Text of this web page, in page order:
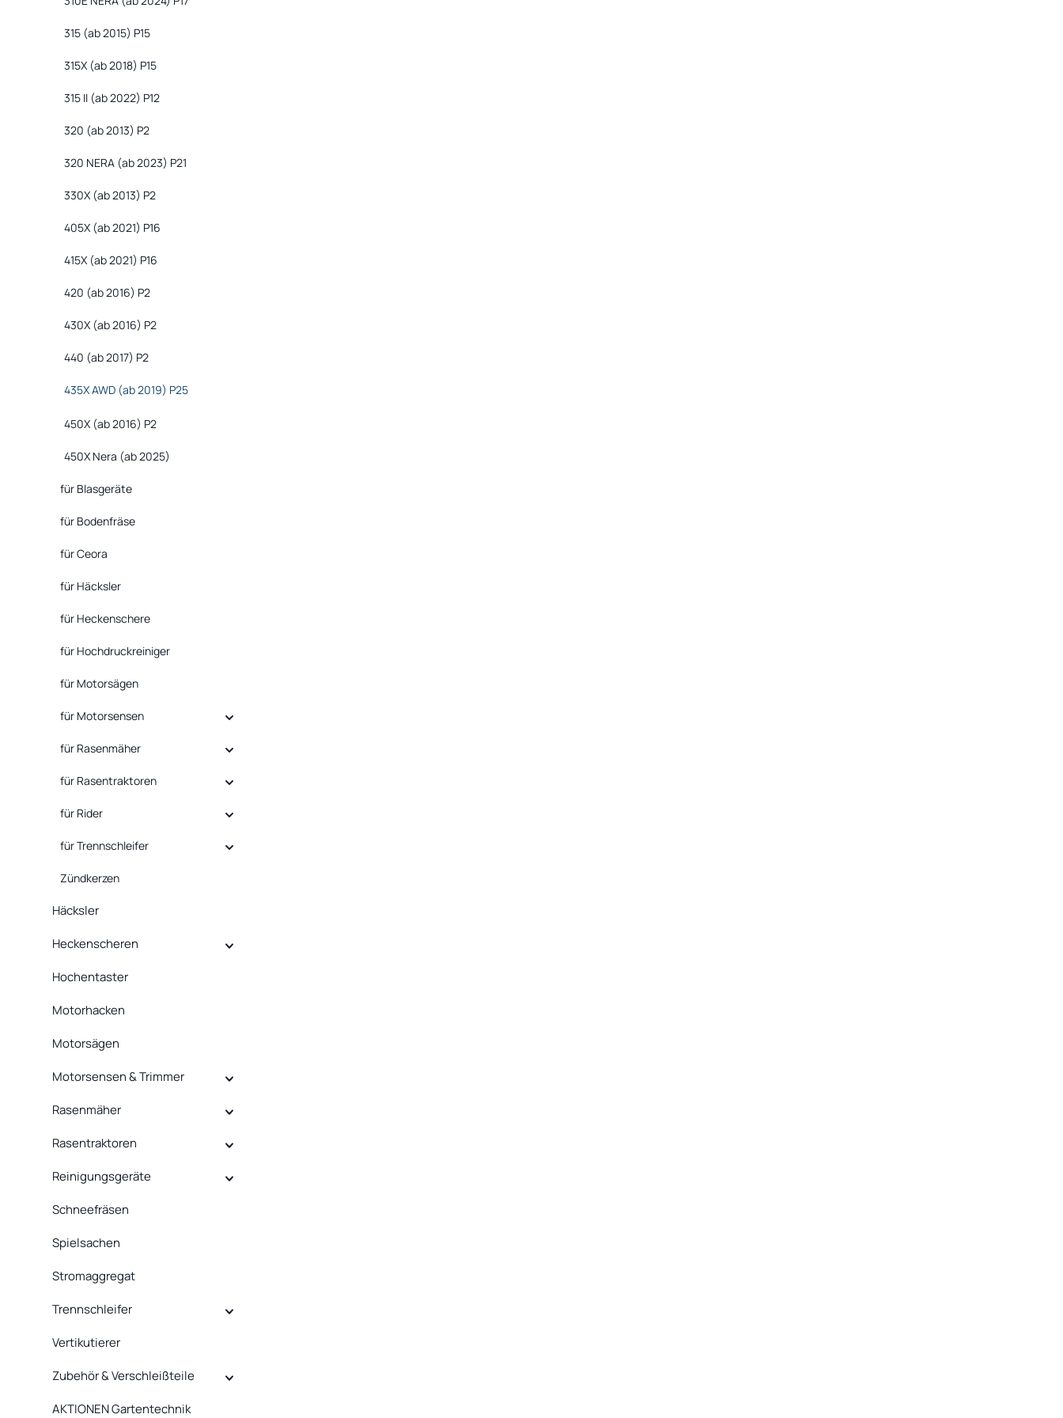
315 (ab 2015) P15
315X (ab 2018) P15
315 II (ab 2022) P12
320 (ab 2013) P2
320 NERA (ab 2023) P21
330X (ab 2013) P2
405X (ab 2021) P16
415X (ab 2021) P16
420 (ab 2016) P2
430X (ab 2016) P2
440 (ab 2017) P2
435X AWD (ab 2019) P25
450X (ab 2016) P2
450X Nera (ab 2025)
für Blasgeräte
für Bodenfräse
für Ceora
für Häcksler
für Heckenschere
für Hochdruckreiniger
für Motorsägen
für Motorsensen
für Rasenmäher
für Rasentraktoren
für Rider
für Trennschleifer
Zündkerzen
Häcksler
Heckenscheren
Hochentaster
Motorhacken
Motorsägen
Motorsensen & Trimmer
Rasenmäher
Rasentraktoren
Reinigungsgeräte
Schneefräsen
Spielsachen
Stromaggregat
Trennschleifer
Vertikutierer
Zubehör & Verschleißteile
AKTIONEN Gartentechnik